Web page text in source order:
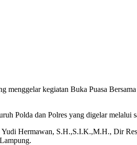
menggelar kegiatan Buka Puasa
Polda dan Polres yang digelar
Hermawan, S.H.,S.I.K.,M.H., Dir